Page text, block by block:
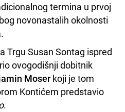
termina u prvoj
novonastalih okolnosti
Trgu Susan Sontag ispred
ovogodišnji dobitnik
Moser koji je tom
Kontićem predstavio
.